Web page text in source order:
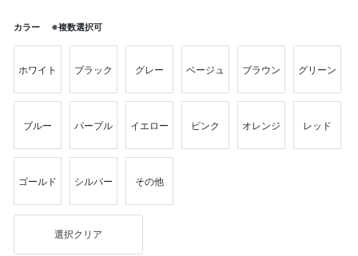
カラー ※複数選択可
ホワイト ブラック グレー ベージュ ブラウン グリーン
ブルー パープル イエロー ピンク オレンジ レッド
ゴールド シルバー その他
選択クリア